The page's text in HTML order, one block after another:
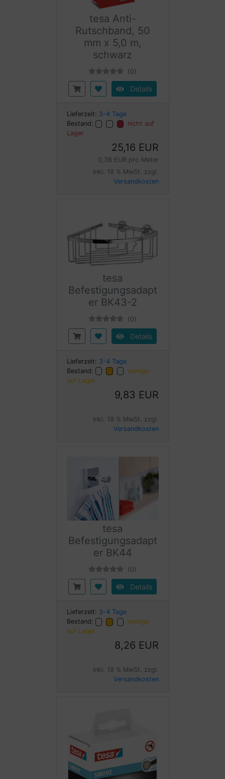
tesa Anti-
Rutschband, 50
mm x 5,0 m,
schwarz
(0)
Details
Lieferzeit: 3-4 Tage
Bestand:
nicht auf
Lager
25,16 EUR
0,38 EUR pro Meter
inkl. 19 % MwSt. zzgl.
Versandkosten
tesa
Befestigungsadapt
er BK43-2
(0)
Details
Lieferzeit: 3-4 Tage
Bestand:
wenige
auf Lager
9,83 EUR
inkl. 19 % MwSt. zzgl.
Versandkosten
tesa
Befestigungsadapt
er BK44
(0)
Details
Lieferzeit: 3-4 Tage
Bestand:
wenige
auf Lager
8,26 EUR
inkl. 19 % MwSt. zzgl.
Versandkosten